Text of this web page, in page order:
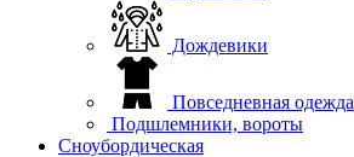
Дождевики
Повседневная одежда
Подшлемники, вороты
Сноубордическая